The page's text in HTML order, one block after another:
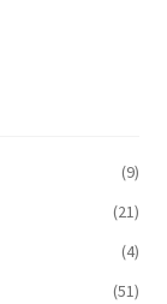
(9)
(21)
(4)
(51)